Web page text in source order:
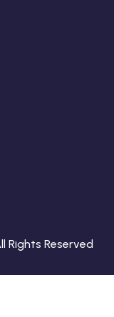
Rights Reserved